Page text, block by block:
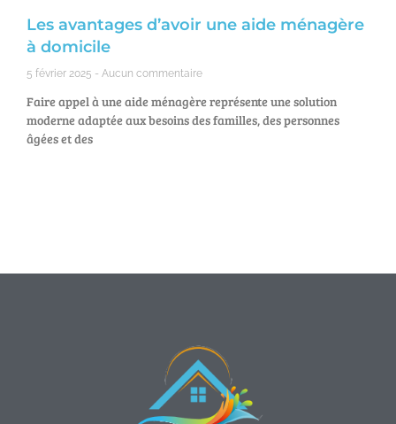
Les avantages d’avoir une aide ménagère
à domicile
5 février 2025 Aucun commentaire
Faire appel à une aide ménagère représente une solution
moderne adaptée aux besoins des familles, des personnes
âgées et des